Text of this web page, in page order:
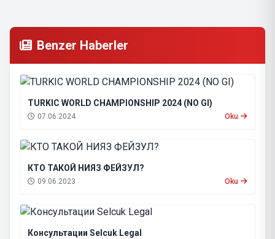
Benzer Haberler
TURKIC WORLD CHAMPIONSHIP 2024 (NO GI)
07.06.2024 Oku
КТО ТАКОЙ НИЯЗ ФЕЙЗУЛ?
09.06.2023 Oku
Консультации Selcuk Legal